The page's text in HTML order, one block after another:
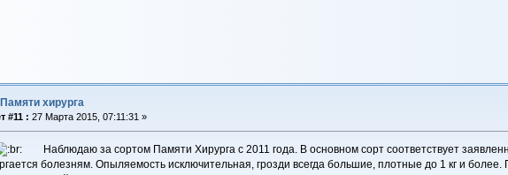
хирурга
#11 : 27 Марта 2015, 07:11:31 »
Наблюдаю за сортом Памяти Хирурга с 2011 года. В основном сорт соответствует
болезням. Опыляемость исключительная, грозди всегда большие, плотные до 1 кг и